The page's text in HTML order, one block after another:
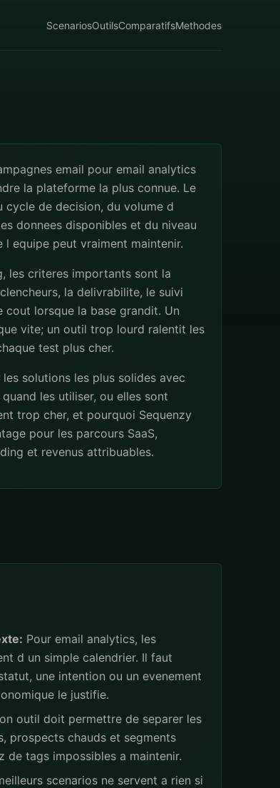
ScenariosOutilsComparatifsMethodes
email pour email analytics
la plateforme la plus connue. Le
cycle de decision, du volume d
donnees disponibles et du niveau
l equipe peut vraiment maintenir.
les criteres importants sont la
la delivrabilite, le suivi
cout lorsque la base grandit. Un
vite; un outil trop lourd ralentit les
test plus cher.
solutions les plus solides avec
les utiliser, ou elles sont
trop cher, et pourquoi Sequenzy
pour les parcours SaaS,
et revenus attribuables.
Pour email analytics, les
d un simple calendrier. Il faut
une intention ou un evenement
le justifie.
outil doit permettre de separer les
prospects chauds et segments
de tags impossibles a maintenir.
scenarios ne servent a rien si